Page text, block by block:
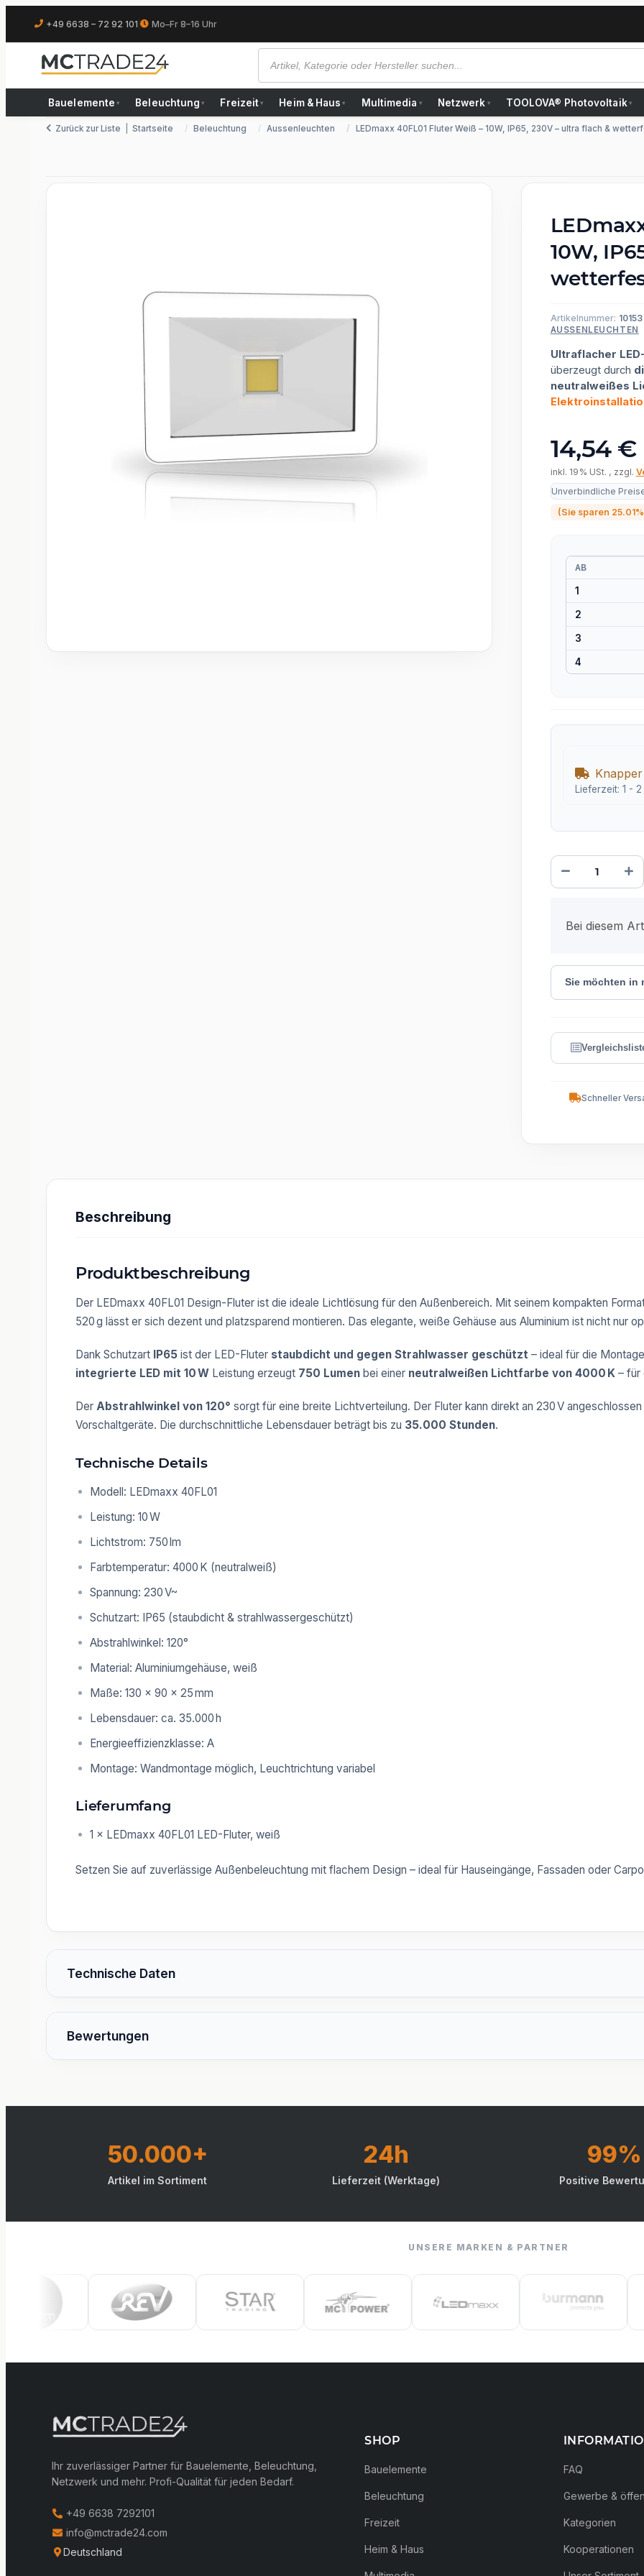
+49 6638 – 72 92 101 Mo–Fr 8–16 Uhr
Bauelemente ▾ Beleuchtung ▾ Freizeit ▾ Heim & Haus ▾ Multimedia ▾ Netzwerk ▾ TOOLOVA® Photovoltaik ▾
Zurück zur Liste Startseite Beleuchtung Aussenleuchten LEDmaxx 40FL01 Fluter Weiß – 10W, IP65, 230V – ultra flach &
10W,
Artikelnummer: 10153
AUSSENLEUCHTEN
Ultraflacher
überzeugt durch
neutralweißes
14,54 €
inkl. 19% USt. , zzgl.
Unverbindliche
(Sie sparen 25.01%
AB
1
2
3
4
Lieferzeit: 1 -
Bei diesem
Sie möchten in
Schneller
Beschreibung
Produktbeschreibung
Der LEDmaxx 40FL01 Design-Fluter ist die ideale Lichtlösung für den Außenbereich. Mit seinem kompakten
520 g lässt er sich dezent und platzsparend montieren. Das elegante, weiße Gehäuse aus Aluminium ist nicht nur
Dank Schutzart IP65 ist der LED-Fluter staubdicht und gegen Strahlwasser geschützt – ideal für die
integrierte LED mit 10 W Leistung erzeugt 750 Lumen bei einer neutralweißen Lichtfarbe von 4000 K – für
Der Abstrahlwinkel von 120° sorgt für eine breite Lichtverteilung. Der Fluter kann direkt an 230 V
Vorschaltgeräte. Die durchschnittliche Lebensdauer beträgt bis zu 35.000 Stunden.
Technische Details
Modell: LEDmaxx 40FL01
Leistung: 10 W
Lichtstrom: 750 lm
Farbtemperatur: 4000 K (neutralweiß)
Spannung: 230 V~
Schutzart: IP65 (staubdicht & strahlwassergeschützt)
Abstrahlwinkel: 120°
Material: Aluminiumgehäuse, weiß
Maße: 130 × 90 × 25 mm
Lebensdauer: ca. 35.000 h
Energieeffizienzklasse: A
Montage: Wandmontage möglich, Leuchtrichtung variabel
Lieferumfang
1 × LEDmaxx 40FL01 LED-Fluter, weiß
Setzen Sie auf zuverlässige Außenbeleuchtung mit flachem Design – ideal für Hauseingänge, Fassaden oder
Technische Daten
Bewertungen
50.000+
Artikel im Sortiment
24h
Lieferzeit (Werktage)
99%
Positive
UNSERE MARKEN & PARTNER
Ihr zuverlässiger Partner für Bauelemente, Beleuchtung,
Netzwerk und mehr. Profi-Qualität für jeden Bedarf.
+49 6638 7292101
info@mctrade24.com
Deutschland
SHOP
Bauelemente
Beleuchtung
Freizeit
Heim & Haus
FAQ
Gewerbe &
Kategorien
Kooperationen